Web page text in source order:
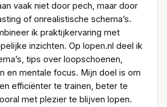
vaak niet door pech, maar door
of onrealistische schema’s.
ik praktijkervaring met
inzichten. Op lopen.nl deel ik
tips over loopschoenen,
en mentale focus. Mijn doel is om
efficiënter te trainen, beter te
met plezier te blijven lopen.